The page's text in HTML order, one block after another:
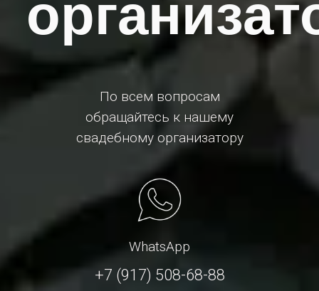
По всем вопросам
обращайтесь к нашему
свадебному организатору
+7 (917) 508-68-88
WhatsApp